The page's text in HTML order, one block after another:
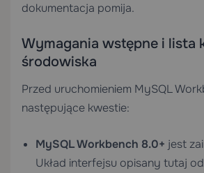
dokumentacja pomija.
Wymagania wstępne i lista
środowiska
Przed uruchomieniem MySQL
następujące kwestie:
MySQL Workbench 8.0+ jest
Układ interfejsu opisany tutaj